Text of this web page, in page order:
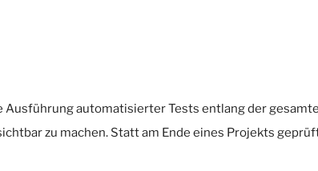
automatisierter Tests entlang der
zu machen. Statt am Ende eines Projekts